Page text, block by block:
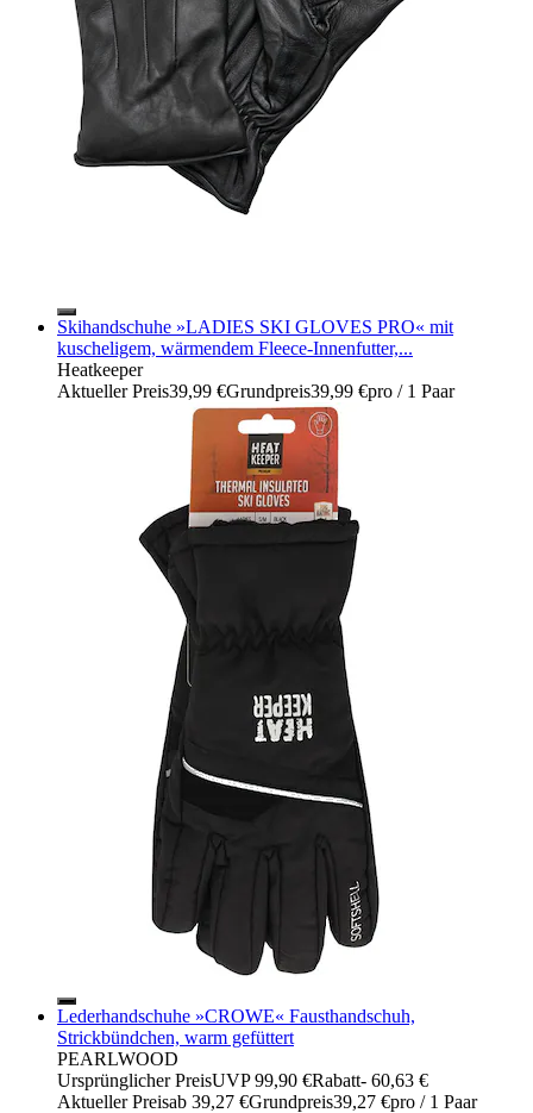
Skihandschuhe »LADIES SKI GLOVES PRO« mit
kuscheligem, wärmendem Fleece-Innenfutter,...
Heatkeeper
Aktueller Preis39,99 €Grundpreis39,99 €pro / 1 Paar
Lederhandschuhe »CROWE« Fausthandschuh,
Strickbündchen, warm gefüttert
PEARLWOOD
Ursprünglicher PreisUVP 99,90 €Rabatt- 60,63 €
Aktueller Preisab 39,27 €Grundpreis39,27 €pro / 1 Paar